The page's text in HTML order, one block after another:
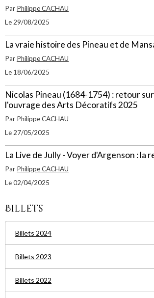
Par Philippe CACHAU
Le 29/08/2025
La vraie histoire des Pineau et de
Par Philippe CACHAU
Le 18/06/2025
Nicolas Pineau (1684-1754) : retour
l'ouvrage des Arts Décoratifs 2025
Par Philippe CACHAU
Le 27/05/2025
La Live de Jully - Voyer d'Argenson : la
Par Philippe CACHAU
Le 02/04/2025
Billets
Billets 2024
Billets 2023
Billets 2022